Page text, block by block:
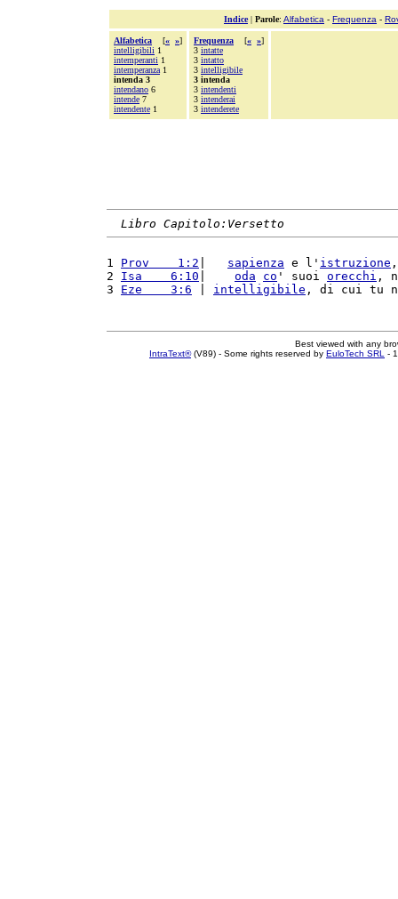
Indice| Parole: Alfabetica - Frequenza -
Alfabetica [« »]
intelligibili 1
intemperanti 1
intemperanza 1
intenda 3
intendano 6
intende 7
intendente 1
Frequenza [« »]
3 intatte
3 intatto
3 intelligibile
3 intenda
3 intendenti
3 intenderai
3 intenderete
Libro Capitolo:Versetto
1 Prov    1:2 sapienza e l' istruzione
2 Isa    6:10 oda co ' suoi orecchi ,
3 Eze    3:6 intelligibile , di cui tu
Best viewed with any
IntraText®(V89) - Some rights reserved by EuloTech SRL -